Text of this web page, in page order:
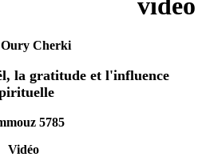
video
Cherki
la gratitude et l'influence
5785
Vidéo